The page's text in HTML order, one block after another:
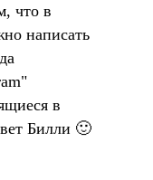
что в
написать
в
Билли 🙂